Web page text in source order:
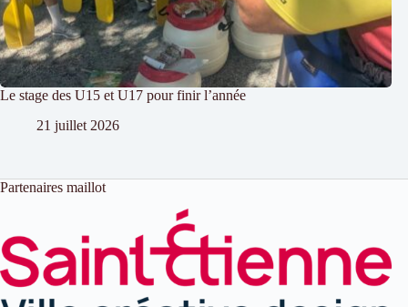
Le stage des U15 et U17 pour finir l’année
21 juillet 2026
Partenaires maillot